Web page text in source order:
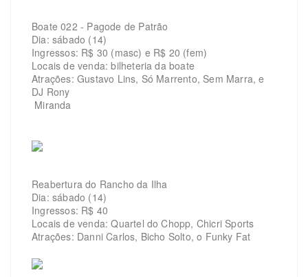
Boate 022 - Pagode de Patrão
Dia: sábado (14)
Ingressos: R$ 30 (masc) e R$ 20 (fem)
Locais de venda: bilheteria da boate
Atrações: Gustavo Lins, Só Marrento, Sem Marra, e
DJ Rony
Miranda
Reabertura do Rancho da Ilha
Dia: sábado (14)
Ingressos: R$ 40
Locais de venda: Quartel do Chopp, Chicri Sports
Atrações: Danni Carlos, Bicho Solto, o Funky Fat